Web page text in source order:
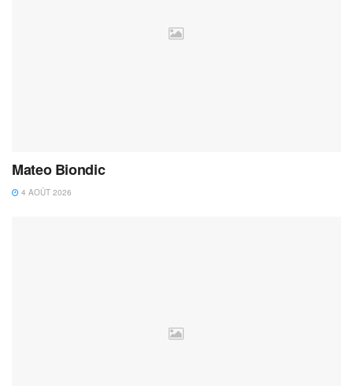
Mateo Biondic
4 AOÛT 2026